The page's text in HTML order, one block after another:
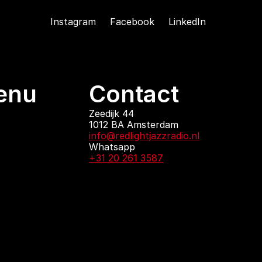
Instagram Facebook LinkedIn
Contact
Zeedijk 44
1012 BA Amsterdam
info@redlightjazzradio.nl
Whatsapp
+31 20 261 3587